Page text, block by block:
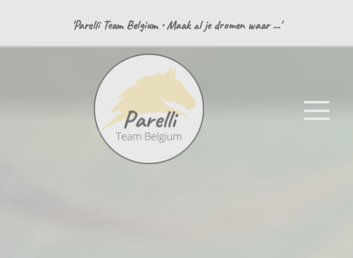
'Parelli Team Belgium • Maak al je dromen waar ...'